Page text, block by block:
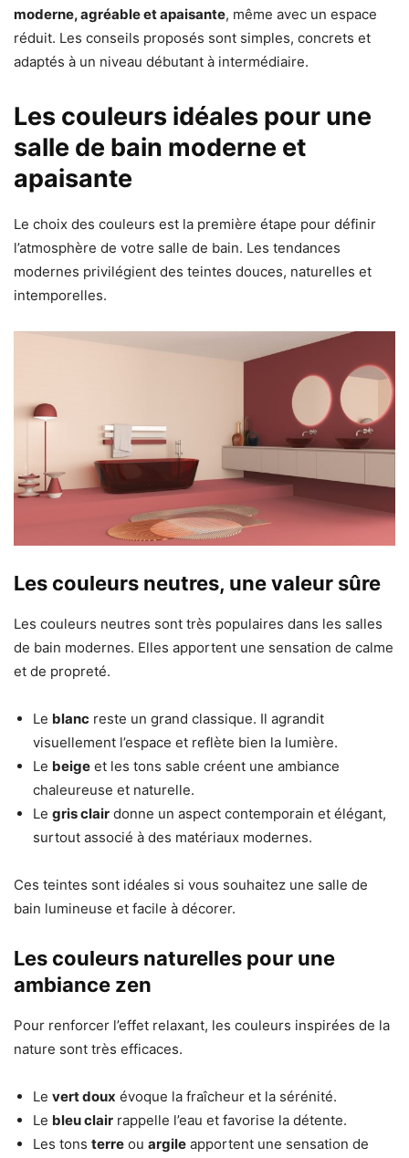
moderne, agréable et apaisante, même avec un espace
réduit. Les conseils proposés sont simples, concrets et
adaptés à un niveau débutant à intermédiaire.
Les couleurs idéales pour une
salle de bain moderne et
apaisante
Le choix des couleurs est la première étape pour définir
l’atmosphère de votre salle de bain. Les tendances
modernes privilégient des teintes douces, naturelles et
intemporelles.
Les couleurs neutres, une valeur sûre
Les couleurs neutres sont très populaires dans les salles
de bain modernes. Elles apportent une sensation de calme
et de propreté.
Le blanc reste un grand classique. Il agrandit
visuellement l’espace et reflète bien la lumière.
Le beige et les tons sable créent une ambiance
chaleureuse et naturelle.
Le gris clair donne un aspect contemporain et élégant,
surtout associé à des matériaux modernes.
Ces teintes sont idéales si vous souhaitez une salle de
bain lumineuse et facile à décorer.
Les couleurs naturelles pour une
ambiance zen
Pour renforcer l’effet relaxant, les couleurs inspirées de la
nature sont très efficaces.
Le vert doux évoque la fraîcheur et la sérénité.
Le bleu clair rappelle l’eau et favorise la détente.
Les tons terre ou argile apportent une sensation de